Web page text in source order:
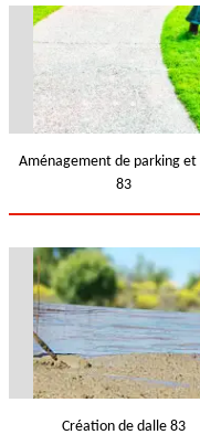
Aménagement de parking et
83
Création de dalle 83